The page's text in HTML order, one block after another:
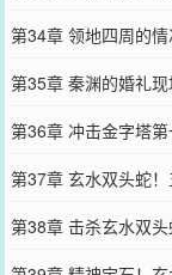
第34章 领地四周的情
第35章 秦渊的婚礼现
第36章 冲击金字塔第
第37章 玄水双头蛇！
第38章 击杀玄水双头